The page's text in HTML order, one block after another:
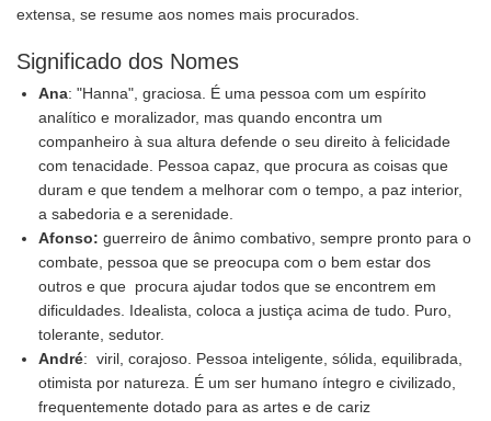
extensa, se resume aos nomes mais procurados.
Significado dos Nomes
Ana: "Hanna", graciosa. É uma pessoa com um espírito
analítico e moralizador, mas quando encontra um
companheiro à sua altura defende o seu direito à felicidade
com tenacidade. Pessoa capaz, que procura as coisas que
duram e que tendem a melhorar com o tempo, a paz interior,
a sabedoria e a serenidade.
Afonso: guerreiro de ânimo combativo, sempre pronto para o
combate, pessoa que se preocupa com o bem estar dos
outros e que procura ajudar todos que se encontrem em
dificuldades. Idealista, coloca a justiça acima de tudo. Puro,
tolerante, sedutor.
André: viril, corajoso. Pessoa inteligente, sólida, equilibrada,
otimista por natureza. É um ser humano íntegro e civilizado,
frequentemente dotado para as artes e de cariz